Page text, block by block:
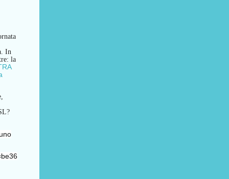
In
la